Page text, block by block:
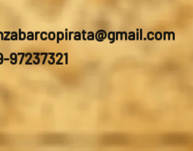
97237321